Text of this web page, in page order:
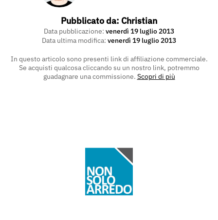
Pubblicato da: Christian
Data pubblicazione: venerdì 19 luglio 2013
Data ultima modifica: venerdì 19 luglio 2013
In questo articolo sono presenti link di affiliazione commerciale.
Se acquisti qualcosa cliccando su un nostro link, potremmo
guadagnare una commissione. Scopri di più